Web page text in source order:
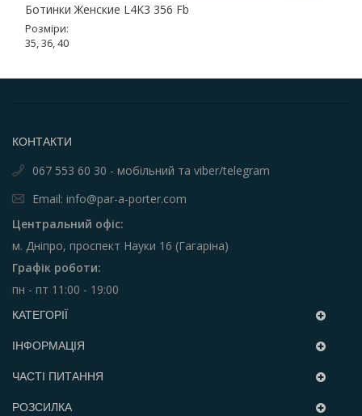
Ботинки Женские L4K3 356 Fb
Розміри:
35, 36, 40
КОНТАКТИ
067 553 60 30 - мобільний та viber/telegram
Email: info@par-a-porter.com
Центральний офіс:
м. Дніпро, проспект Науки 16 (Гагаріна)
Графік роботи:
пн - пт 11:00 - 19:00
КАТЕГОРІЇ
ІНФОРМАЦІЯ
ЧАСТІ ПИТАННЯ
РОЗСИЛКА